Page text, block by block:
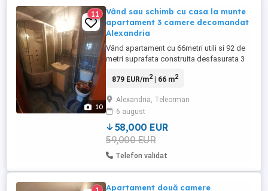
10
11
Vând sau schimb cu casa la munte
apartament 3 camere decomandat
Alexandria
Vând apartament cu 66metri utili si 92 de
metri suprafata construita desfasurata 3
bucatarie si o debara de 11metri pătrați
localitatea Alexandria jud. Teleorman .pe
strada Dunării etaj 8 cu acoperiș din tabla
cu mansardă. Cu ...
879 EUR/m2| 66 m2
Alexandria, Teleorman
6 august
58,000 EUR
59,000 EUR
Telefon validat
Apartament două camere